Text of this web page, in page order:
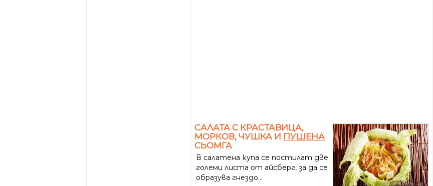
САЛАТА С КРАСТАВИЦА,
МОРКОВ, ЧУШКА И ПУШЕНА
СЬОМГА
В салатена купа се постилат две
големи листа от айсберг, за да се
образува гнездо...